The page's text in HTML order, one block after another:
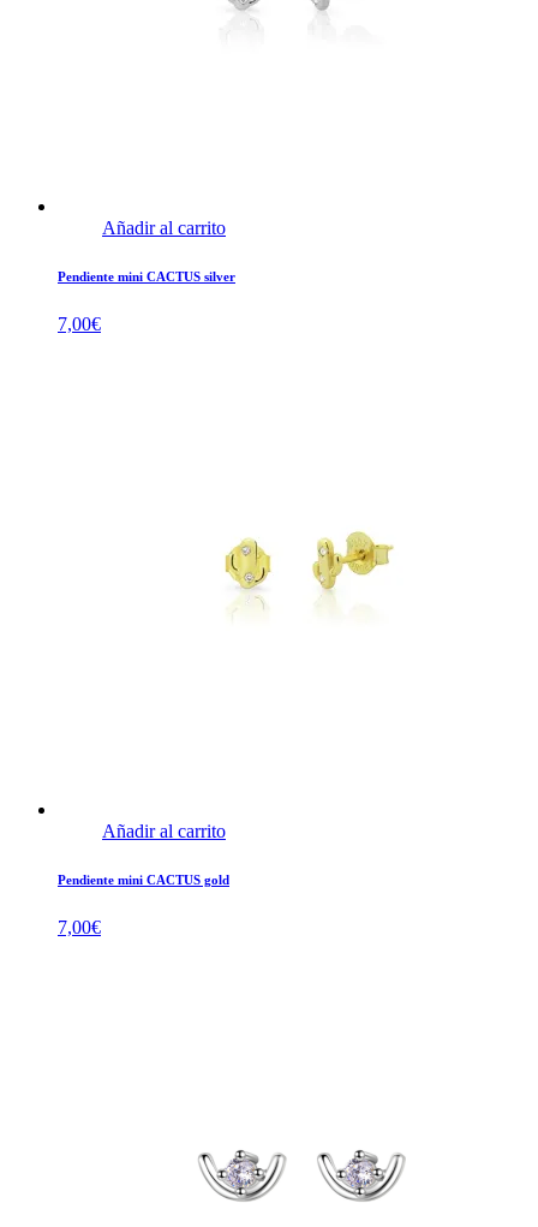
Añadir al carrito
Pendiente mini CACTUS silver
7,00€
Añadir al carrito
Pendiente mini CACTUS gold
7,00€